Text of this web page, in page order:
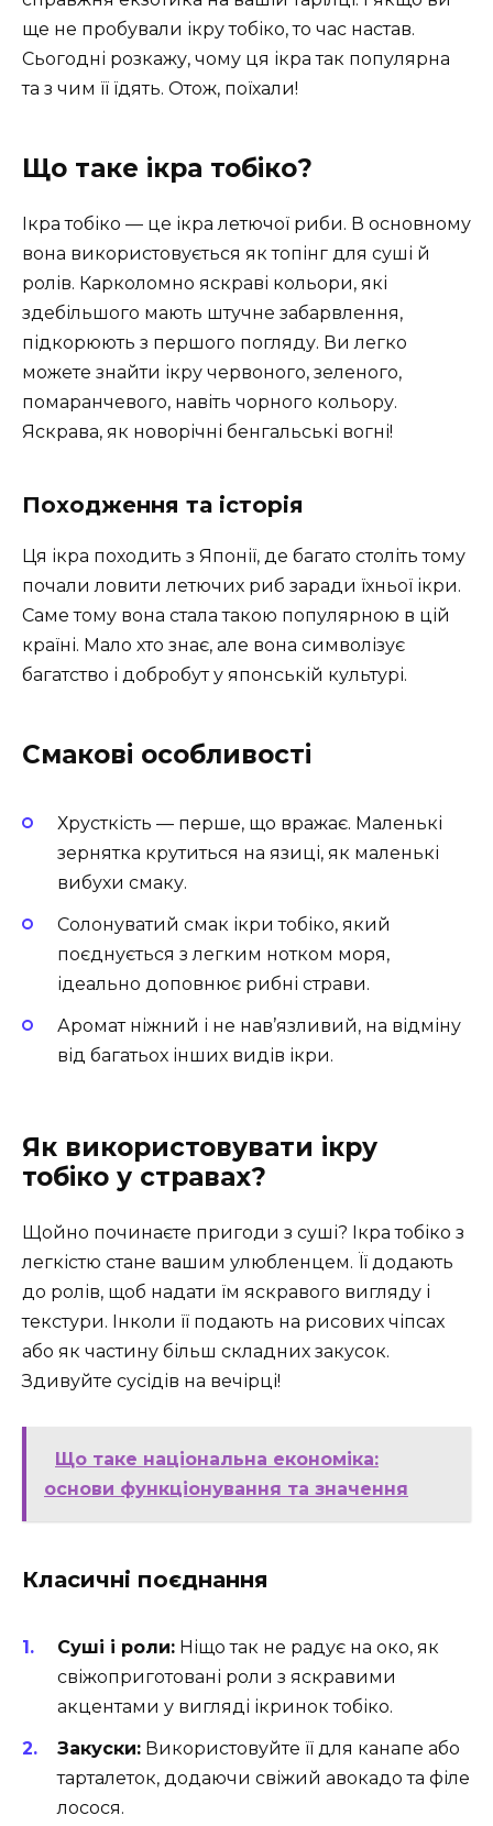
ще не пробували ікру тобіко, то час настав.
Сьогодні розкажу, чому ця ікра так популярна
та з чим її їдять. Отож, поїхали!
Що таке ікра тобіко?
Ікра тобіко — це ікра летючої риби. В основному
вона використовується як топінг для суші й
ролів. Карколомно яскраві кольори, які
здебільшого мають штучне забарвлення,
підкорюють з першого погляду. Ви легко
можете знайти ікру червоного, зеленого,
помаранчевого, навіть чорного кольору.
Яскрава, як новорічні бенгальські вогні!
Походження та історія
Ця ікра походить з Японії, де багато століть тому
почали ловити летючих риб заради їхньої ікри.
Саме тому вона стала такою популярною в цій
країні. Мало хто знає, але вона символізує
багатство і добробут у японській культурі.
Смакові особливості
Хрусткість — перше, що вражає. Маленькі
зернятка крутиться на язиці, як маленькі
вибухи смаку.
Солонуватий смак ікри тобіко, який
поєднується з легким нотком моря,
ідеально доповнює рибні страви.
Аромат ніжний і не нав’язливий, на відміну
від багатьох інших видів ікри.
Як використовувати ікру
тобіко у стравах?
Щойно починаєте пригоди з суші? Ікра тобіко з
легкістю стане вашим улюбленцем. Її додають
до ролів, щоб надати їм яскравого вигляду і
текстури. Інколи її подають на рисових чіпсах
або як частину більш складних закусок.
Здивуйте сусідів на вечірці!
Що таке національна економіка:
основи функціонування та значення
Класичні поєднання
Суші і роли: Ніщо так не радує на око, як
свіжоприготовані роли з яскравими
акцентами у вигляді ікринок тобіко.
Закуски: Використовуйте її для канапе або
тарталеток, додаючи свіжий авокадо та філе
лосося.